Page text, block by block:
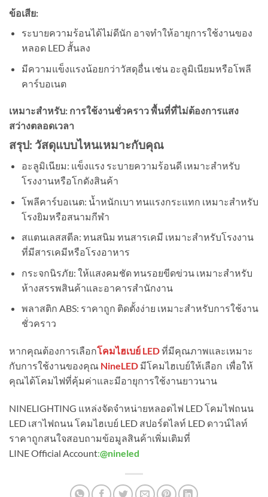
ข้อเสีย:
ระบายความร้อนได้ไม่ดีนัก อาจทำให้อายุการใช้งานของ
หลอด LED สั้นลง
มีความแข็งแรงน้อยกว่าวัสดุอื่น เช่น อะลูมิเนียมหรือโพลี
คาร์บอเนต
เหมาะสำหรับ: การใช้งานชั่วคราว พื้นที่ที่ไม่ต้องการแสง
สว่างตลอดเวลา
สรุป: วัสดุแบบไหนเหมาะกับคุณ
อะลูมิเนียม: แข็งแรง ระบายความร้อนดี เหมาะสำหรับ
โรงงานหรือโกดังสินค้า
โพลีคาร์บอเนต: น้ำหนักเบา ทนแรงกระแทก เหมาะสำหรับ
โรงยิมหรือสนามกีฬา
สแตนเลสสตีล: ทนสนิม ทนสารเคมี เหมาะสำหรับโรงงาน
ที่มีสารเคมีหรือโรงอาหาร
กระจกนิรภัย: ให้แสงคมชัด ทนรอยขีดข่วน เหมาะสำหรับ
ห้างสรรพสินค้าและอาคารสำนักงาน
พลาสติก ABS: ราคาถูก ติดตั้งง่าย เหมาะสำหรับการใช้งาน
ชั่วคราว
หากคุณต้องการเลือกโคมไฮเบย์ LEDที่มีคุณภาพและเหมาะ
กับการใช้งานของคุณ NineLED มีโคมไฮเบย์ให้เลือก เพื่อให้
คุณได้โคมไฟที่คุ้มค่าและมีอายุการใช้งานยาวนาน
NINELIGHTING แหล่งจัดจำหน่ายหลอดไฟ LED โคมไฟถนน
LED เสาไฟถนน โคมไฮเบย์ LED สปอร์ตไลท์ LED ดาวน์ไลท์
ราคาถูกสนใจสอบถามข้อมูลสินค้าเพิ่มเติมที่
LINE Official Account:@nineled